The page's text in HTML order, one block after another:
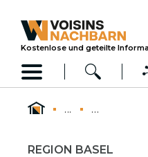
Kostenlose und geteilte
... ...
REGION BASEL